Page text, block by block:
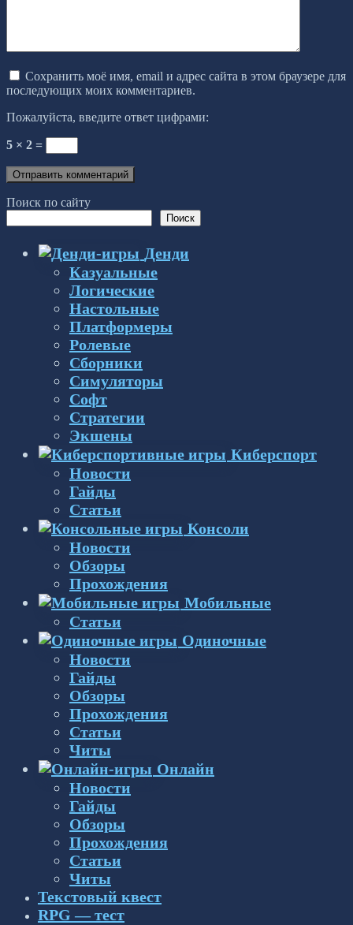
Сохранить моё имя, email и адрес сайта в этом браузере для
последующих моих комментариев.
Пожалуйста, введите ответ цифрами:
5 × 2 =
Поиск по сайту
Поиск
Денди
Казуальные
Логические
Настольные
Платформеры
Ролевые
Сборники
Симуляторы
Софт
Стратегии
Экшены
Киберспорт
Новости
Гайды
Статьи
Консоли
Новости
Обзоры
Прохождения
Мобильные
Статьи
Одиночные
Новости
Гайды
Обзоры
Прохождения
Статьи
Читы
Онлайн
Новости
Гайды
Обзоры
Прохождения
Статьи
Читы
Текстовый квест
RPG — тест